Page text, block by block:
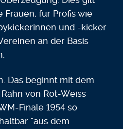
Frauen, für Profis wie
und -kicker
an der Basis
Das beginnt mit dem
von Rot-Weiss
Finale 1954 so
"aus dem